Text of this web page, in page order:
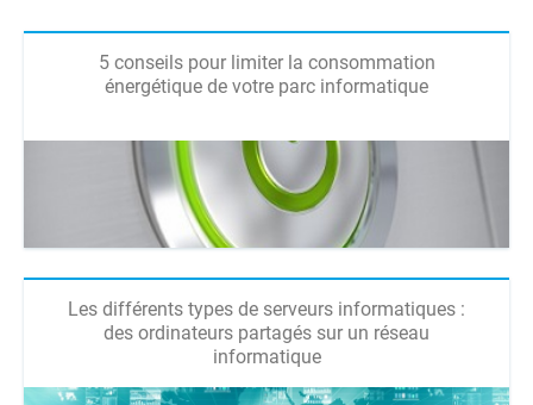
5 conseils pour limiter la consommation
énergétique de votre parc informatique
Les différents types de serveurs informatiques :
des ordinateurs partagés sur un réseau
informatique